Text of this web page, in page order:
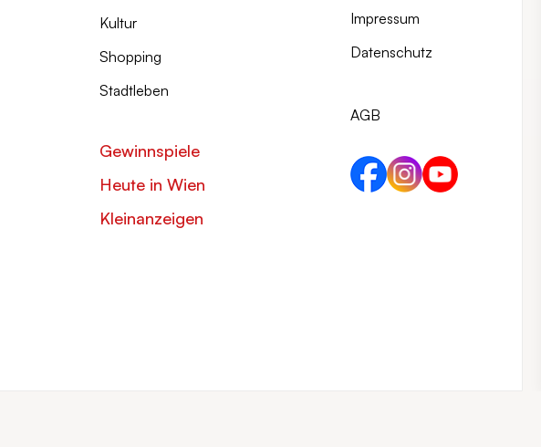
Kultur
Shopping
Stadtleben
Gewinnspiele
Heute in Wien
Kleinanzeigen
Impressum
Datenschutz
AGB